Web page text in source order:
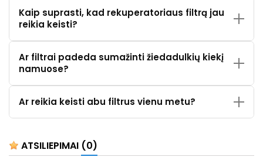
Kaip suprasti, kad rekuperatoriaus filtrą jau
reikia keisti?
Ar filtrai padeda sumažinti žiedadulkių kiekį
namuose?
Ar reikia keisti abu filtrus vienu metu?
ATSILIEPIMAI (0)